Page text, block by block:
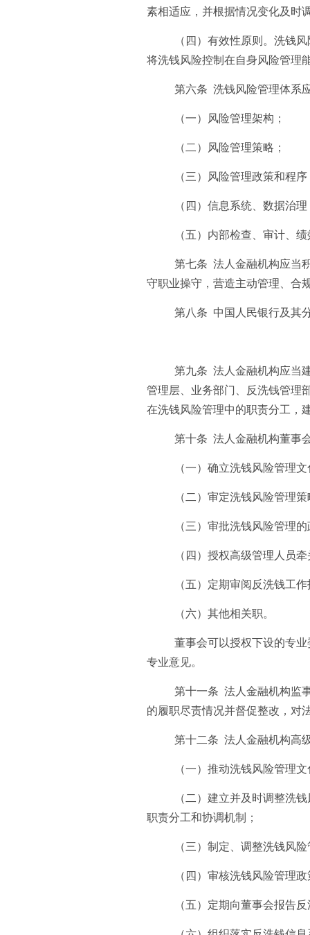
素相适应，并根据情况变化及时
（四）有效性原则。洗钱
将洗钱风险控制在自身风险管理
第六条 洗钱风险管理体系
（一）风险管理架构；
（二）风险管理策略；
（三）风险管理政策和程序
（四）信息系统、数据治理
（五）内部检查、审计、
第七条 法人金融机构应当
守职业操守，营造主动管理、合
第八条 中国人民银行及其
第九条 法人金融机构应当
管理层、业务部门、反洗钱管理
在洗钱风险管理中的职责分工，
第十条 法人金融机构董事
（一）确立洗钱风险管理
（二）审定洗钱风险管理
（三）审批洗钱风险管理
（四）授权高级管理人员
（五）定期审阅反洗钱工
（六）其他相关职。
董事会可以授权下设的专
专业意见。
第十一条 法人金融机构监
的履职尽责情况并督促整改，对
第十二条 法人金融机构高
（一）推动洗钱风险管理
（二）建立并及时调整洗
职责分工和协调机制；
（三）制定、调整洗钱风
（四）审核洗钱风险管理
（五）定期向董事会报告